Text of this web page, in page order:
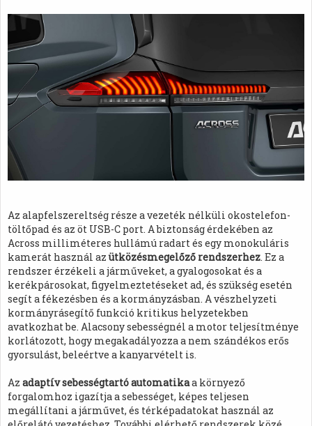
Az alapfelszereltség része a vezeték nélküli okostelefon-
töltőpad és az öt USB-C port. A biztonság érdekében az
Across milliméteres hullámú radart és egy monokuláris
kamerát használ az ütközésmegelőző rendszerhez. Ez a
rendszer érzékeli a járműveket, a gyalogosokat és a
kerékpárosokat, figyelmeztetéseket ad, és szükség esetén
segít a fékezésben és a kormányzásban. A vészhelyzeti
kormányrásegítő funkció kritikus helyzetekben
avatkozhat be. Alacsony sebességnél a motor teljesítménye
korlátozott, hogy megakadályozza a nem szándékos erős
gyorsulást, beleértve a kanyarvételt is.
Az adaptív sebességtartó automatikaa környező
forgalomhoz igazítja a sebességet, képes teljesen
megállítani a járművet, és térképadatokat használ az